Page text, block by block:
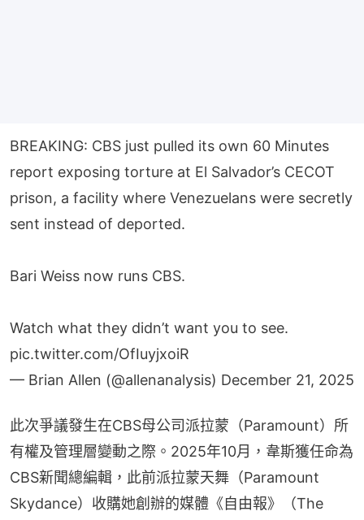
BREAKING: CBS just pulled its own 60 Minutes
report exposing torture at El Salvador’s CECOT
prison, a facility where Venezuelans were secretly
sent instead of deported.
Bari Weiss now runs CBS.
Watch what they didn’t want you to see.
pic.twitter.com/OfIuyjxoiR
— Brian Allen (@allenanalysis) December 21, 2025
此次爭議發生在CBS母公司派拉蒙（Paramount）所
有權及管理層變動之際。2025年10月，韋斯獲任命為
CBS新聞總編輯，此前派拉蒙天舞（Paramount
Skydance）收購她創辦的媒體《自由報》（The